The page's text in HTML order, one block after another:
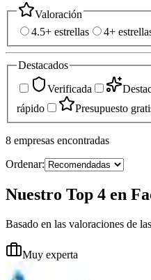
Valoración
4.5+ estrellas
4+
Destacados
Verificada
rápido
Presupuesto
8 empresas encontradas
Ordenar:
Nuestro Top 4 en
Basado en las valoraciones de
Muy experta